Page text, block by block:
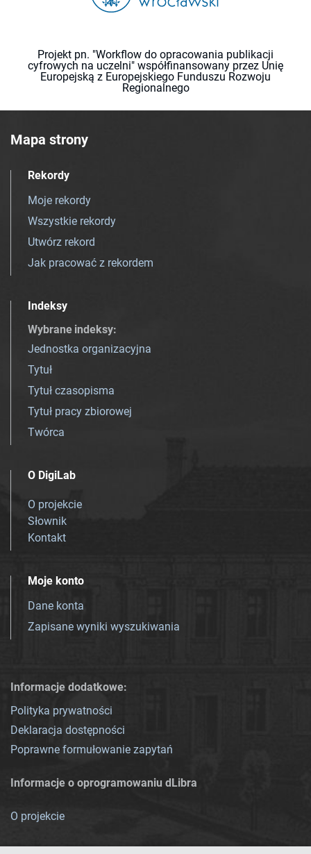
Projekt pn. "Workflow do opracowania publikacji
cyfrowych na uczelni" współfinansowany przez Unię
Europejską z Europejskiego Funduszu Rozwoju
Regionalnego
Mapa strony
Rekordy
Moje rekordy
Wszystkie rekordy
Utwórz rekord
Jak pracować z rekordem
Indeksy
Wybrane indeksy:
Jednostka organizacyjna
Tytuł
Tytuł czasopisma
Tytuł pracy zbiorowej
Twórca
O DigiLab
O projekcie
Słownik
Kontakt
Moje konto
Dane konta
Zapisane wyniki wyszukiwania
Informacje dodatkowe:
Polityka prywatności
Deklaracja dostępności
Poprawne formułowanie zapytań
Informacje o oprogramowaniu dLibra
O projekcie